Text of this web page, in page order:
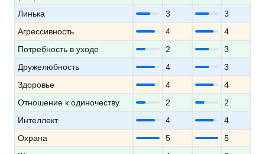
Линька 3
3
Агрессивность
4
4
Потребность в уходе
2
3
Дружелюбность
4
3
Здоровье
4
4
Отношение к одиночеству
2
2
Интеллект
4
4
Охрана
5
5